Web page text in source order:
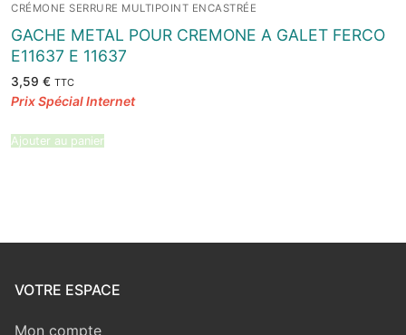
CRÉMONE SERRURE MULTIPOINT ENCASTRÉE
GACHE METAL POUR CREMONE A GALET FERCO
E11637 E 11637
3,59 € TTC
Ajouter au panier
VOTRE ESPACE
Mon compte